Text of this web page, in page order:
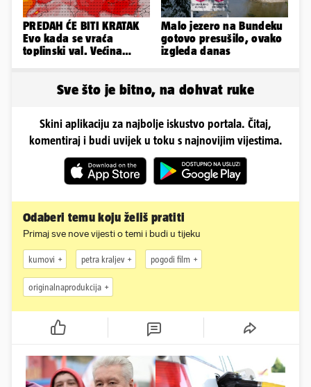
PREDAH ĆE BITI KRATAK
Evo kada se vraća
toplinski val. Većina
Malo jezero na Bundeku
gotovo presušilo, ovako
izgleda danas
Sve što je bitno, na dohvat ruke
Skini aplikaciju za najbolje iskustvo portala. Čitaj,
komentiraj i budi uvijek u toku s najnovijim vijestima.
Odaberi temu koju želiš pratiti
Primaj sve nove vijesti o temi i budi u tijeku
kumovi petra kraljev pogodi film
originalnaprodukcija